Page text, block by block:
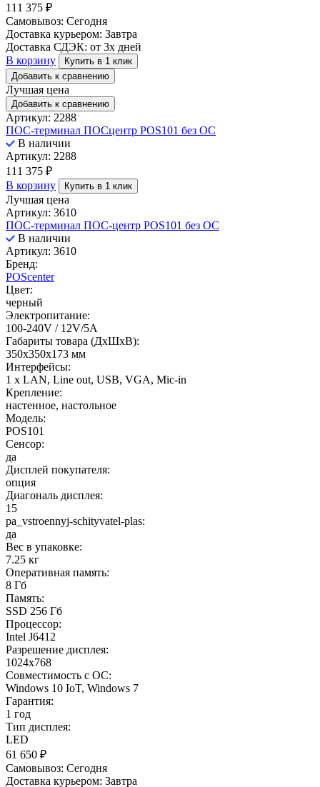
111 375 ₽
Самовывоз: Сегодня
Доставка курьером: Завтра
Доставка СДЭК: от 3х дней
В корзину
Купить в 1 клик
Добавить к сравнению
Лучшая цена
Добавить к сравнению
Артикул: 2288
ПОС-терминал ПОСцентр POS101 без ОС
В наличии
Артикул: 2288
111 375 ₽
В корзину
Купить в 1 клик
Лучшая цена
Артикул: 3610
ПОС-терминал ПОС-центр POS101 без ОС
В наличии
Артикул: 3610
Бренд:
POScenter
Цвет:
черный
Электропитание:
100-240V / 12V/5A
Габариты товара (ДxШxВ):
350х350х173 мм
Интерфейсы:
1 x LAN, Line out, USB, VGA, Mic-in
Крепление:
настенное, настольное
Модель:
POS101
Сенсор:
да
Дисплей покупателя:
опция
Диагональ дисплея:
15
pa_vstroennyj-schityvatel-plas:
да
Вес в упаковке:
7.25 кг
Оперативная память:
8 Гб
Память:
SSD 256 Гб
Процессор:
Intel J6412
Разрешение дисплея:
1024x768
Совместимость с ОС:
Windows 10 IoT, Windows 7
Гарантия:
1 год
Тип дисплея:
LED
61 650 ₽
Самовывоз: Сегодня
Доставка курьером: Завтра